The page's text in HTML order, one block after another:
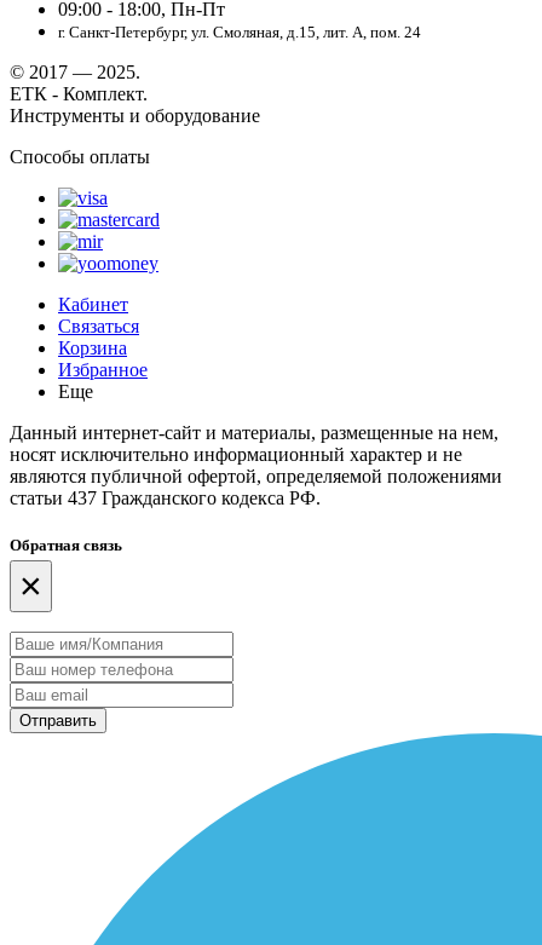
09:00 - 18:00, Пн-Пт
г. Санкт-Петербург, ул. Смоляная, д.15, лит. А, пом. 24
© 2017 — 2025.
ЕТК - Комплект.
Инструменты и оборудование
Способы оплаты
Кабинет
Связаться
Корзина
Избранное
Еще
Данный интернет-сайт и материалы, размещенные на нем,
носят исключительно информационный характер и не
являются публичной офертой, определяемой положениями
статьи 437 Гражданского кодекса РФ.
Обратная связь
×
Отправить